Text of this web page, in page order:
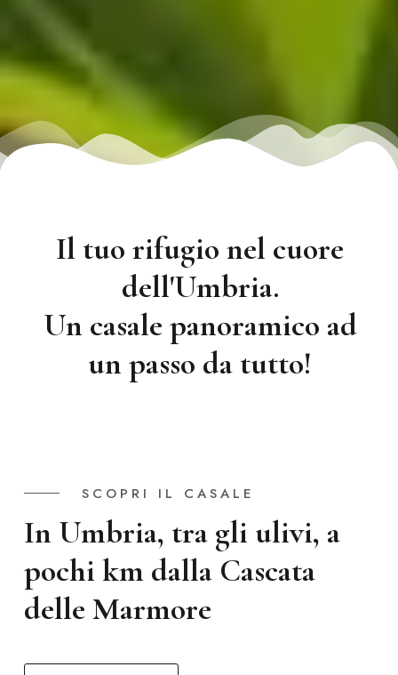
Il tuo rifugio nel cuore
dell'Umbria.
Un casale panoramico ad
un passo da tutto!
SCOPRI IL CASALE
In Umbria, tra gli ulivi, a
pochi km dalla Cascata
delle Marmore